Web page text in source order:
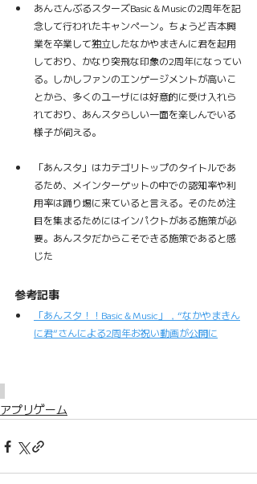
あんさんぶるスターズBasic＆Musicの2周年を記
念して行われたキャンペーン。ちょうど吉本興
業を卒業して独立したなかやまきんに君を起用
しており、かなり突飛な印象の2周年になってい
る。しかしファンのエンゲージメントが高いこ
とから、多くのユーザには好意的に受け入れら
れており、あんスタらしい一面を楽しんでいる
様子が伺える。
「あんスタ」はカテゴリトップのタイトルであ
るため、メインターゲットの中での認知率や利
用率は踊り場に来ていると言える。そのため注
目を集まるためにはインパクトがある施策が必
要。あんスタだからこそできる施策であると感
じた
参考記事
「あんスタ！！Basic＆Music」，“なかやまきん
に君”さんによる2周年お祝い動画が公開に
アプリゲーム